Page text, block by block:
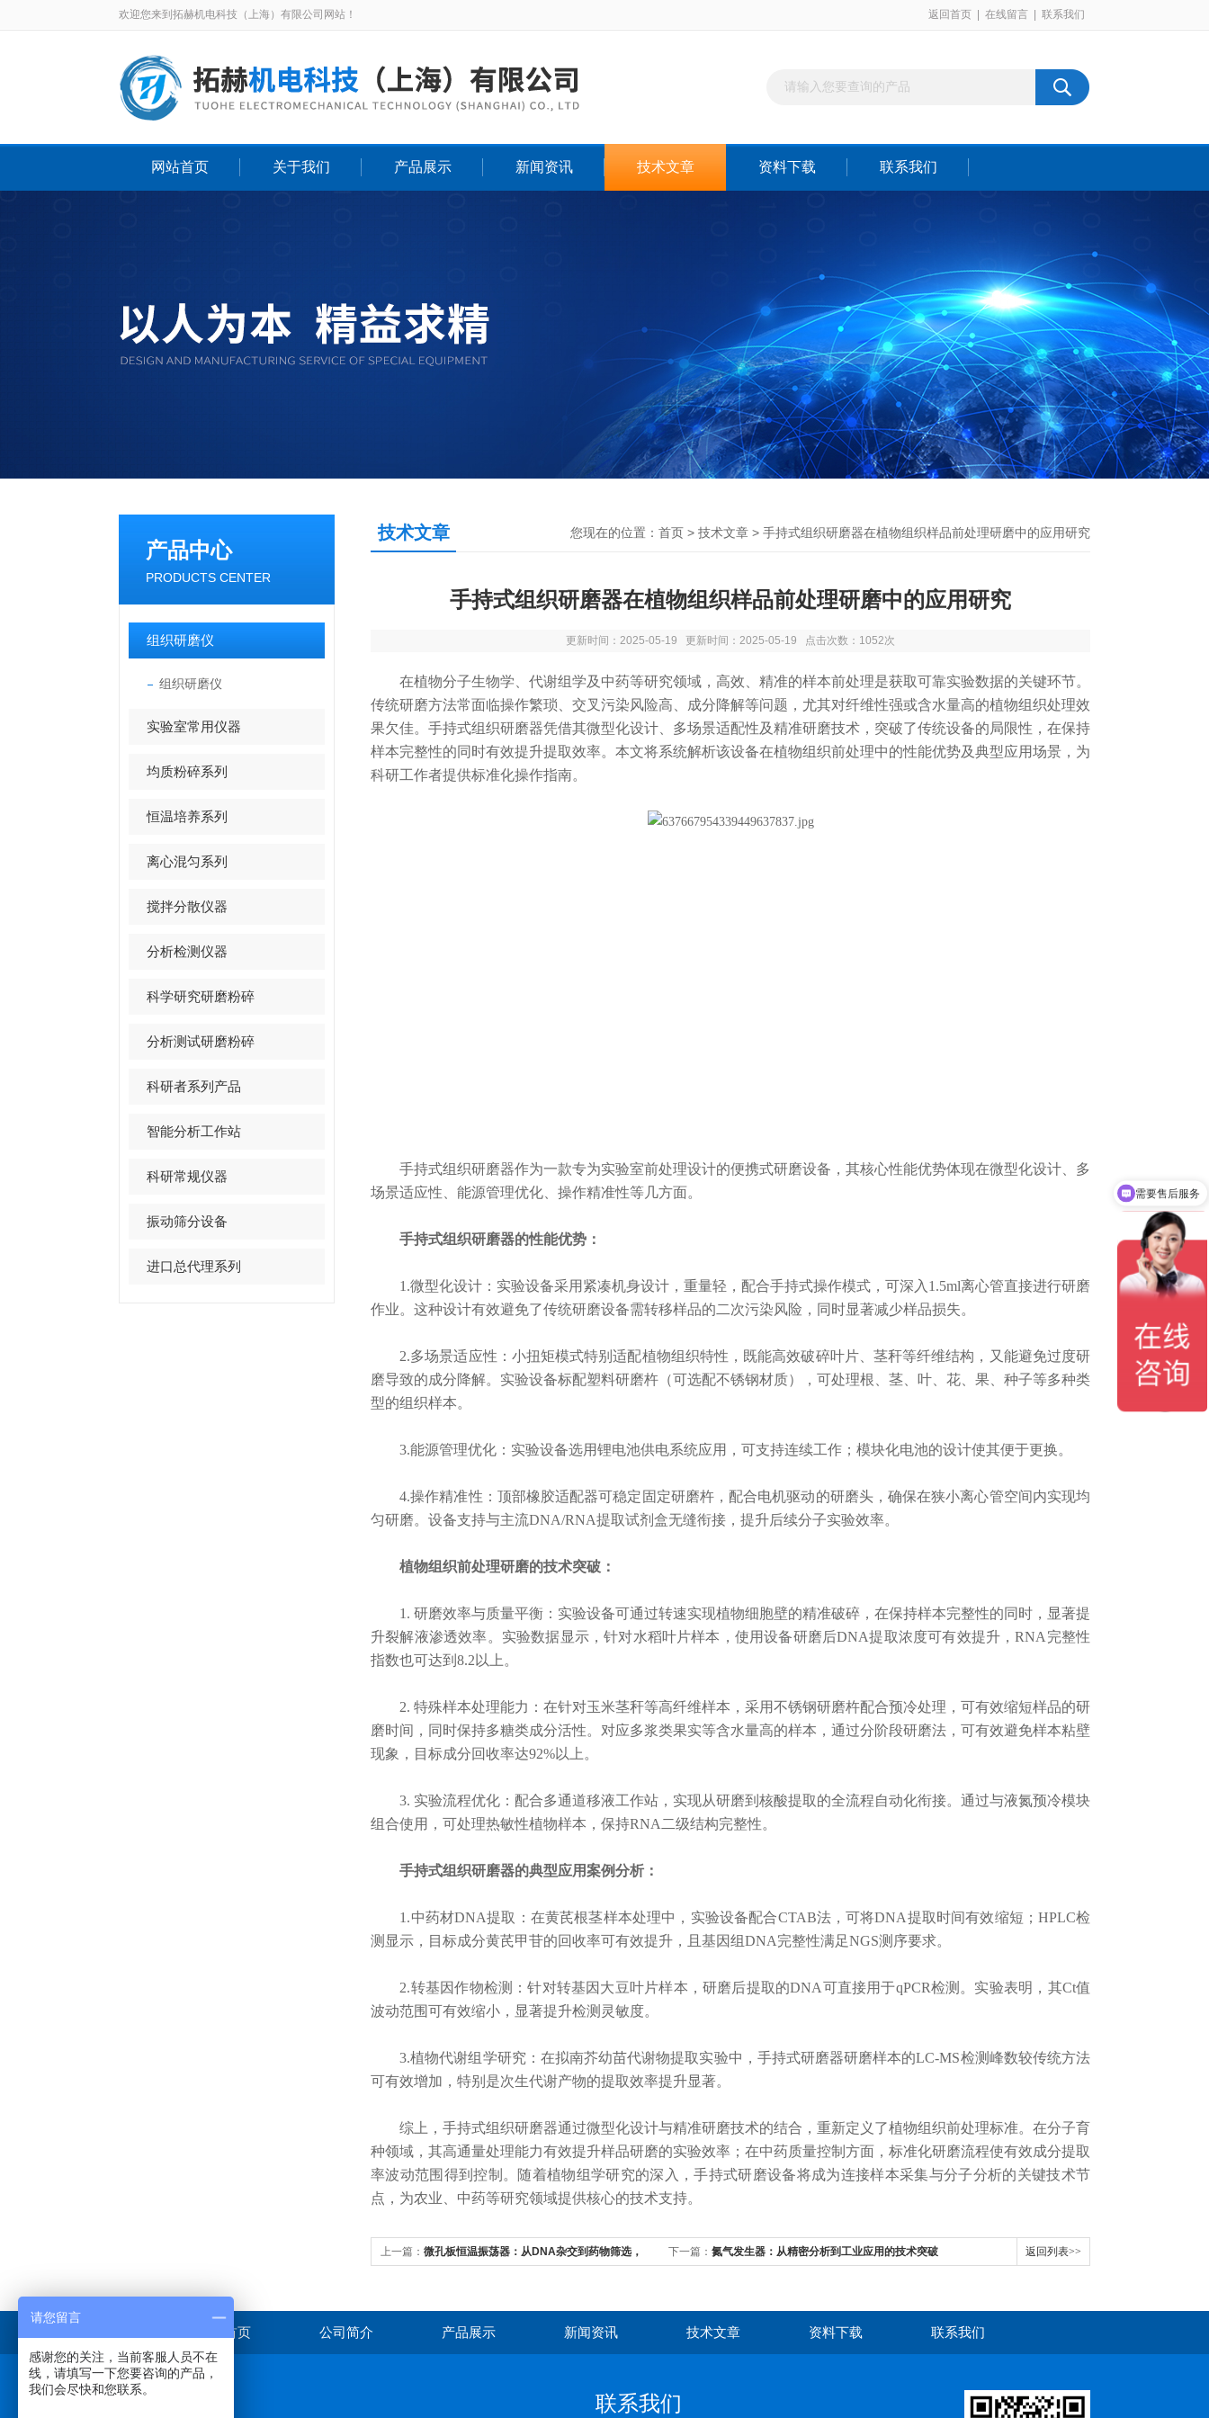
欢迎您来到拓赫机电科技（上海）有限公司网站！ 返回首页 在线留言 联系我们
网站首页 关于我们 产品展示 新闻资讯 技术文章 资料下载 联系我们
产品中心
PRODUCTS CENTER
组织研磨仪
组织研磨仪
实验室常用仪器
均质粉碎系列
恒温培养系列
离心混匀系列
搅拌分散仪器
分析检测仪器
科学研究研磨粉碎
分析测试研磨粉碎
科研者系列产品
智能分析工作站
科研常规仪器
振动筛分设备
进口总代理系列
技术文章 您现在的位置： 首页 > 技术文章 > 手持式组织研磨器在植物组织样品前处理研磨中的应用研究
手持式组织研磨器在植物组织样品前处理研磨中的应用研究
更新时间：2025-05-19 更新时间：2025-05-19 点击次数：1052次
在植物分子生物学、代谢组学及中药等研究领域，高效、精准的样本前处理是获取可靠实验数据的关键环节。
传统研磨方法常面临操作繁琐、交叉污染风险高、成分降解等问题，尤其对纤维性强或含水量高的植物组织处理效
果欠佳。手持式组织研磨器凭借其微型化设计、多场景适配性及精准研磨技术，突破了传统设备的局限性，在保持
样本完整性的同时有效提升提取效率。本文将系统解析该设备在植物组织前处理中的性能优势及典型应用场景，为
科研工作者提供标准化操作指南。
手持式组织研磨器作为一款专为实验室前处理设计的便携式研磨设备，其核心性能优势体现在微型化设计、 多
场景适应性、 能源管理优化、 操作精准性等几方面。
手持式组织研磨器的性能优势：
1.微型化设计：实验设备采用紧凑机身设计，重量轻，配合手持式操作模式，可深入1.5ml离心管直接进行研磨
作业。这种设计有效避免了传统研磨设备需转移样品的二次污染风险，同时显著减少样品损失。
2.多场景适应性： 小扭矩模式特别适配植物组织特性，既能高效破碎叶片、茎秆等纤维结构，又能避免过度研
磨导致的成分降解。实验设备标配塑料研磨杵（可选配不锈钢材质），可处理根、茎、叶、花、果、种子等多种类
型的组织样本。
3.能源管理优化：实验设备选用锂电池供电系统应用，可支持连续工作；模块化电池的设计使其便于更换。
4.操作精准性： 顶部橡胶适配器可稳定固定研磨杵，配合电机驱动的研磨头，确保在狭小离心管空间内实现均
匀研磨。设备支持与主流DNA/RNA提取试剂盒无缝衔接，提升后续分子实验效率。
植物组织前处理研磨的技术突破：
1. 研磨效率与质量平衡：实验设备可通过转速实现植物细胞壁的精准破碎，在保持样本完整性的同时，显著提
升裂解液渗透效率。实验数据显示，针对水稻叶片样本，使用设备研磨后DNA提取浓度可有效提升，RNA完整性
指数也可达到8.2以上。
2. 特殊样本处理能力：在针对玉米茎秆等高纤维样本，采用不锈钢研磨杵配合预冷处理，可有效缩短样品的研
磨时间，同时保持多糖类成分活性。对应多浆类果实等含水量高的样本，通过分阶段研磨法，可有效避免样本粘壁
现象，目标成分回收率达92%以上。
3. 实验流程优化： 配合多通道移液工作站，实现从研磨到核酸提取的全流程自动化衔接。 通过与液氮预冷模块
组合使用，可处理热敏性植物样本，保持RNA二级结构完整性。
手持式组织研磨器的典型应用案例分析：
1.中药材DNA提取： 在黄芪根茎样本处理中，实验设备配合CTAB法，可将DNA提取时间有效缩短；HPLC检
测显示，目标成分黄芪甲苷的回收率可有效提升，且基因组DNA完整性满足NGS测序要求。
2.转基因作物检测：针对转基因大豆叶片样本，研磨后提取的DNA可直接用于qPCR检测。实验表明，其Ct值
波动范围可有效缩小，显著提升检测灵敏度。
3.植物代谢组学研究： 在拟南芥幼苗代谢物提取实验中， 手持式研磨器研磨样本的LC-MS检测峰数较传统方法
可有效增加，特别是次生代谢产物的提取效率提升显著。
综上，手持式组织研磨器通过微型化设计与精准研磨技术的结合，重新定义了植物组织前处理标准。在分子育
种领域，其高通量处理能力有效提升样品研磨的实验效率； 在中药质量控制方面，标准化研磨流程使有效成分提取
率波动范围得到控制。 随着植物组学研究的深入，手持式研磨设备将成为连接样本采集与分子分析的关键技术节
点，为农业、中药等研究领域提供核心的技术支持。
上一篇： 微孔板恒温振荡器：从DNA杂交到药物筛选， 下一篇： 氮气发生器：从精密分析到工业应用的技术突破 返回列表>>
首页 公司简介 产品展示 新闻资讯 技术文章 资料下载 联系我们
在线咨询 联系我们
需要产品说明书
请您留言
感谢您的关注，当前客服人员不在
线，请填写一下您要咨询的产品，
我们会尽快和您联系。